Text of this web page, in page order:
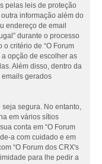
pelas leis de proteção
informação além do
endereço de email
durante o processo
critério de “O Forum
a opção de escolher as
Além disso, dentro da
emails gerados
segura. No entanto,
em vários sítios
conta em “O Forum
a com cuidado e em
“O Forum dos CRX's
para lhe pedir a